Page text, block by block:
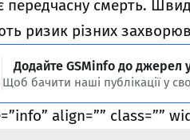
передчасну смерть.
ризик різних
Додайте GSMinfo до джерел
Щоб бачити наші публікації у
align=”” class=””